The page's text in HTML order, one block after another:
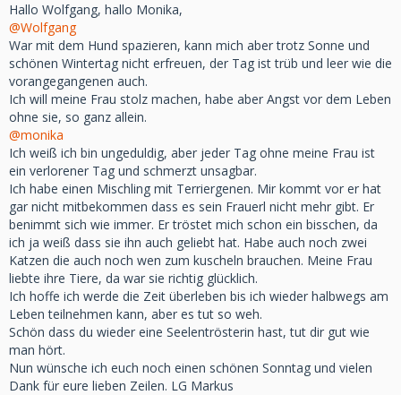
Hallo Wolfgang, hallo Monika,
@Wolfgang
War mit dem Hund spazieren, kann mich aber trotz Sonne und
schönen Wintertag nicht erfreuen, der Tag ist trüb und leer wie die
vorangegangenen auch.
Ich will meine Frau stolz machen, habe aber Angst vor dem Leben
ohne sie, so ganz allein.
@monika
Ich weiß ich bin ungeduldig, aber jeder Tag ohne meine Frau ist
ein verlorener Tag und schmerzt unsagbar.
Ich habe einen Mischling mit Terriergenen. Mir kommt vor er hat
gar nicht mitbekommen dass es sein Frauerl nicht mehr gibt. Er
benimmt sich wie immer. Er tröstet mich schon ein bisschen, da
ich ja weiß dass sie ihn auch geliebt hat. Habe auch noch zwei
Katzen die auch noch wen zum kuscheln brauchen. Meine Frau
liebte ihre Tiere, da war sie richtig glücklich.
Ich hoffe ich werde die Zeit überleben bis ich wieder halbwegs am
Leben teilnehmen kann, aber es tut so weh.
Schön dass du wieder eine Seelentrösterin hast, tut dir gut wie
man hört.
Nun wünsche ich euch noch einen schönen Sonntag und vielen
Dank für eure lieben Zeilen. LG Markus